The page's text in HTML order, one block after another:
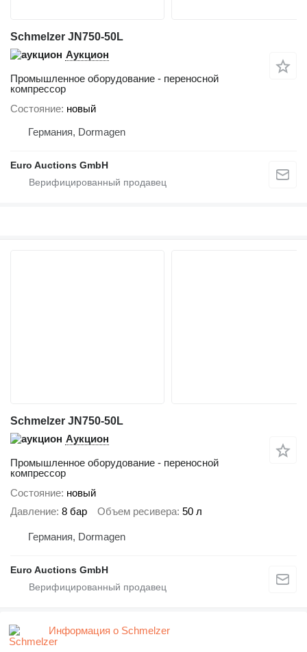
Schmelzer JN750-50L
Аукцион
Промышленное оборудование - переносной
компрессор
Состояние новый
Германия, Dormagen
Euro Auctions GmbH
Schmelzer JN750-50L
Аукцион
Промышленное оборудование - переносной
компрессор
Состояние новый
Давление 8 бар Объем ресивера 50 л
Германия, Dormagen
Euro Auctions GmbH
Информация о Schmelzer